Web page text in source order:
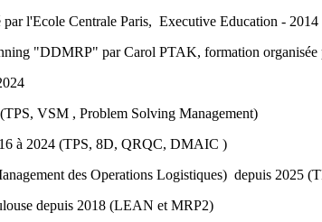
l'Ecole Centrale Paris, Executive Education - 2014
"DDMRP" par Carol PTAK, formation
VSM , Problem Solving Management)
à 2024 (TPS, 8D, QRQC, DMAIC )
des Operations Logistiques) depuis 2025
depuis 2018 (LEAN et MRP2)